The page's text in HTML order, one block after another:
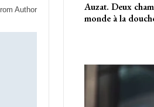
Author
Auzat. Deux
monde à la